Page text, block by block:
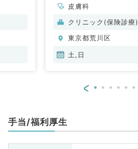
皮膚科
クリニック(保険診療)
東京都荒川区
土,日
<
手当/福利厚生